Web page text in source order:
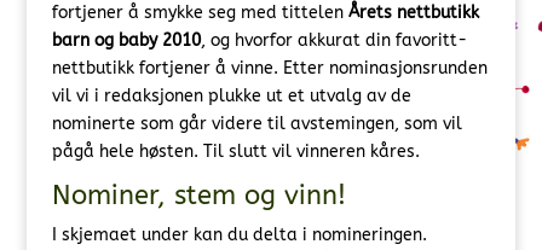
fortjener å smykke seg med tittelen Årets nettbutikk
barn og baby 2010, og hvorfor akkurat din favoritt-
nettbutikk fortjener å vinne. Etter nominasjonsrunden
vil vi i redaksjonen plukke ut et utvalg av de
nominerte som går videre til avstemingen, som vil
pågå hele høsten. Til slutt vil vinneren kåres.
Nominer, stem og vinn!
I skjemaet under kan du delta i nomineringen.